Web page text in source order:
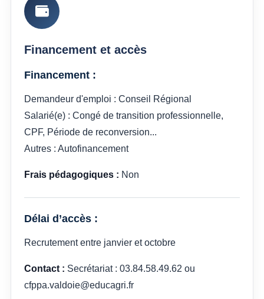
Financement et accès
Financement :
Demandeur d'emploi : Conseil Régional
Salarié(e) : Congé de transition professionnelle,
CPF, Période de reconversion...
Autres : Autofinancement
Frais pédagogiques : Non
Délai d’accès :
Recrutement entre janvier et octobre
Contact : Secrétariat : 03.84.58.49.62 ou
cfppa.valdoie@educagri.fr